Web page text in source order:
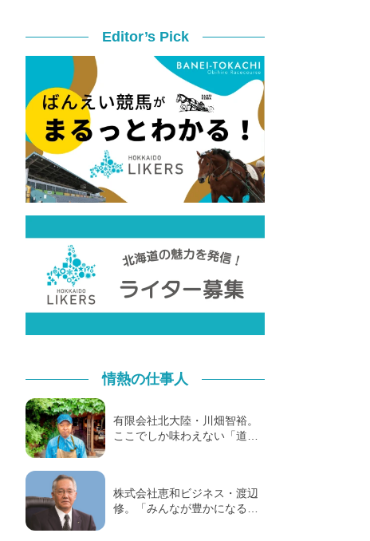
Editor’s Pick
情熱の仕事人
有限会社北大陸・川畑智裕。
ここでしか味わえない「道…
株式会社恵和ビジネス・渡辺
修。「みんなが豊かになる…